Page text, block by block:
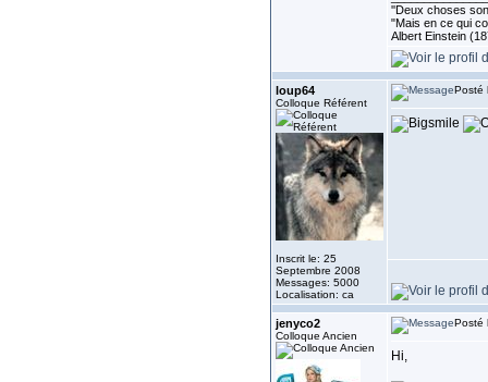
''Deux choses
"Mais en ce qui
Albert Einstein
loup64
Colloque Référent
Inscrit le: 25
Septembre 2008
Messages: 5000
Localisation: ca
Posté
jenyco2
Colloque Ancien
Posté
Hi,